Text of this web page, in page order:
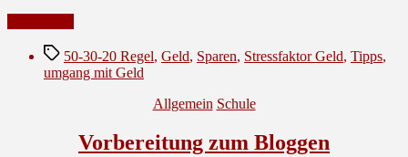
Genussmittel
oder
Schlagwörter
50-30-20 Regel, Geld, Sparen, Stressfaktor Geld, Tipps,
umgang mit Geld
Kategorien
Allgemein Schule
Vorbereitung zum Bloggen